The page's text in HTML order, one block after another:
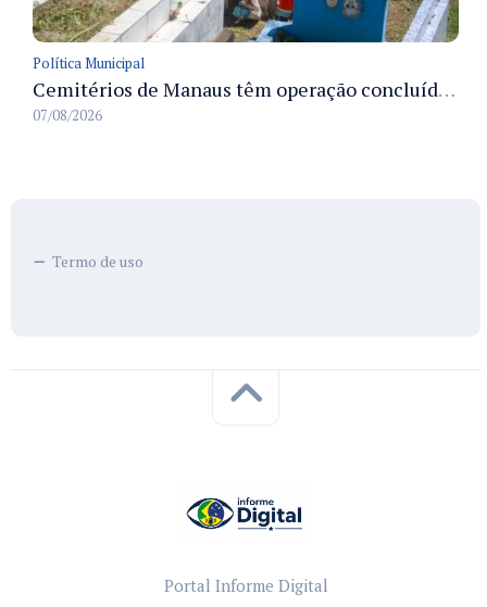
Política Municipal
Cemitérios de Manaus têm operação concluída e estrutura pronta para receber famílias no Dia dos Pais
07/08/2026
Termo de uso
Portal Informe Digital